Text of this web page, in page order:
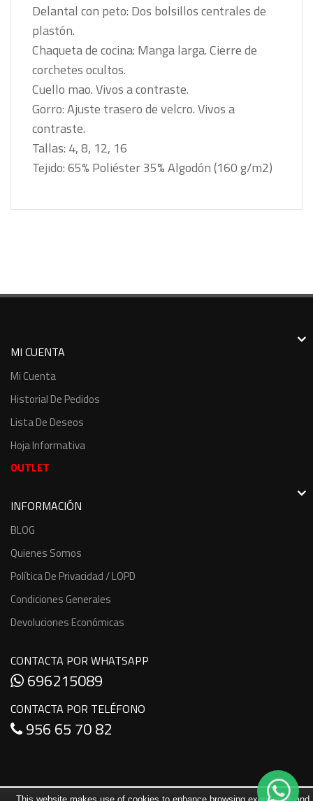
Delantal con peto: Dos bolsillos centrales de
plastón.
Chaqueta de cocina: Manga larga. Cierre de
corchetes ocultos.
Cuello mao. Vivos a contraste.
Gorro: Ajuste trasero de velcro. Vivos a
contraste.
Tallas: 4, 8, 12, 16
Tejido: 65% Poliéster 35% Algodón (160 g/m2)
MI CUENTA
Mi Cuenta
Historial De Pedidos
Lista De Deseos
Hoja Informativa
OUTLET
INFORMACIÓN
BLOG
Quienes Somos
Política De Privacidad / LOPD
Condiciones Generales
Devoluciones Económicas
CONTACTA POR WHATSAPP
696215089
CONTACTA POR TELÉFONO
956 65 70 82